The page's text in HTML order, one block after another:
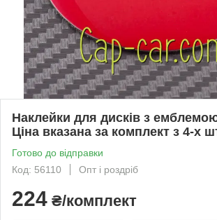
Наклейки для дисків з
Ціна вказана за комплект з 4-х
Готово до відправки
Код: 56110
Опт і роздріб
224 ₴/комплект